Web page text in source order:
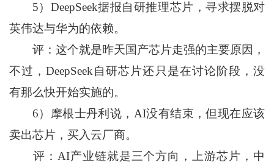
5）DeepSeek据报自研推理芯片，寻求摆脱对
英伟达与华为的依赖。
评：这个就是昨天国产芯片走强的主要原因，
不过，DeepSeek自研芯片还只是在讨论阶段，没
有那么快开始实施的。
6）摩根士丹利说，AI没有结束，但现在应该
卖出芯片，买入云厂商。
评：AI产业链就是三个方向，上游芯片，中